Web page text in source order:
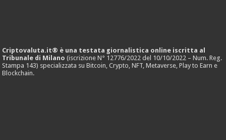
Criptovaluta.it® è una testata giornalistica online iscritta al
Tribunale di Milano (iscrizione N° 12776/2022 del 10/10/2022 – Num. Reg.
Stampa 143) specializzata su Bitcoin, Crypto, NFT, Metaverse, Play to Earn e
Blockchain.